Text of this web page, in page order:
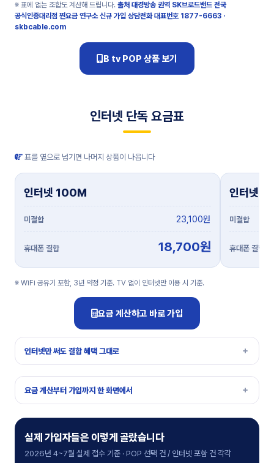
※ 표에 없는 조합도 계산해 드립니다. 출처 대경방송 권역 SK브로드밴드 전국
공식인증대리점 찐요금 연구소신규 가입 상담전화 대표번호 1877-6663 ·
skbcable.com
B tv POP 상품 보기
인터넷 단독 요금표
표를 옆으로 넘기면 나머지 상품이 나옵니다
인터넷 100M
23,100원
18,700원
인터넷
※ WiFi 공유기 포함, 3년 약정 기준. TV 없이 인터넷만 이용 시 기준.
요금 계산하고 바로 가입
인터넷만 써도 결합 혜택 그대로
요금 계산부터 가입까지 한 화면에서
실제 가입자들은 이렇게 골랐습니다
2026년 4~7월 실제 접수 기준 · POP 선택 건 / 인터넷 포함 건 각각